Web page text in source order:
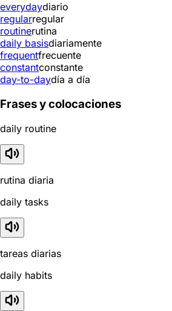
everydaydiario
regularregular
routinerutina
daily basisdiariamente
frequentfrecuente
constantconstante
day-to-daydía a día
Frases y colocaciones
daily routine
rutina diaria
daily tasks
tareas diarias
daily habits